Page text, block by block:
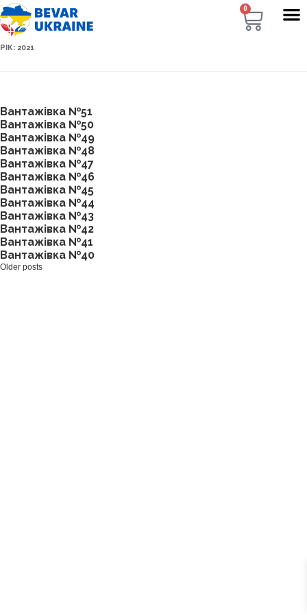
0
РІК: 2021
Вантажівка №51
Вантажівка №50
Вантажівка №49
Вантажівка №48
Вантажівка №47
Вантажівка №46
Вантажівка №45
Вантажівка №44
Вантажівка №43
Вантажівка №42
Вантажівка №41
Вантажівка №40
Older posts